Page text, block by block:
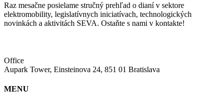
Raz mesačne posielame stručný prehľad o dianí v sektore
elektromobility, legislatívnych iniciatívach, technologických
novinkách a aktivitách SEVA. Ostaňte s nami v kontakte!
Office
Aupark Tower, Einsteinova 24, 851 01 Bratislava
MENU